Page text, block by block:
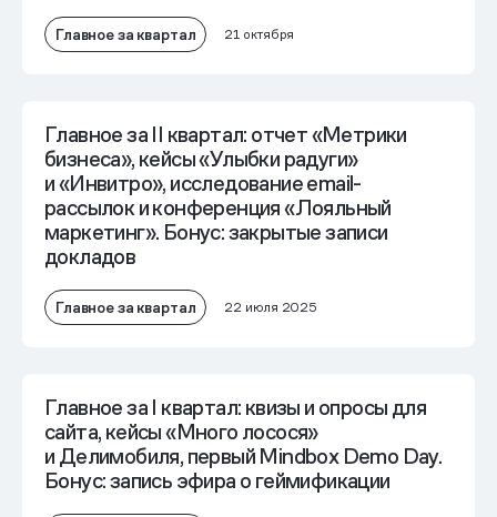
Главное за квартал 21 октября
Главное за II квартал: отчет «Метрики
бизнеса», кейсы «Улыбки радуги»
и «Инвитро», исследование email-
рассылок и конференция «Лояльный
маркетинг». Бонус: закрытые записи
докладов
Главное за квартал 22 июля 2025
Главное за I квартал: квизы и опросы для
сайта, кейсы «Много лосося»
и Делимобиля, первый Mindbox Demo Day.
Бонус: запись эфира о геймификации